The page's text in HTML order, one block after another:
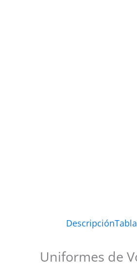
Descripción
Uniformes de